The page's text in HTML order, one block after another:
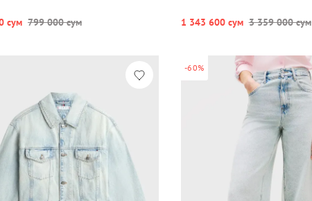
сум 799 000 сум 1 343 600 сум 3 359 000 сум
-60%